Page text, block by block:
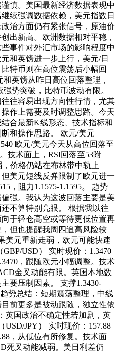
慎。美国最新经济数据表现中
续强调数据依赖，美元指数日
治方面仍有紧张信号，原油价
出新高。欧洲数据相对平稳，
事件对外汇市场的影响程度中
和英镑进一步上行，美元/日
特币则在高位震荡后小幅回
英镑从昨日高位回落整理，
势突破，比特币波动有限。
往容易出现方向性行情，尤其
作上需要及时调整思路。今天
合最新K线形态、技术指标和
和操作思路。 欧元/美元
欧元/美元今天从高位回落至
技术面上，RSI回落至53附
价格仍站在布林带中轨上
美元短线反弹限制了欧元进一
，阻力1.1575-1.1595。 趋势
强。我认为这波回落主要是美
不算特别亮眼。 根据我以往
于轻仓高空或等待更低位置再
但也提醒我周四追高风险较
美元重新走弱，欧元可能快速
USD） 实时现价：1.3470
，跟随欧元小幅调整。技术
金叉动能有限。英国本地数
要压制因素。 支撑1.3430-
趋势总结：短期震荡整理，中线
前更多是被动跟随，独立性依
英国政治不确定性若加剧，英
JPY） 实时现价：157.88
，从低位有所修复。技术面
死叉动能减弱。美日利差仍